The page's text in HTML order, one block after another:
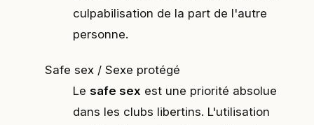
culpabilisation de la part de l'autre
personne.
Safe sex / Sexe protégé
Le safe sex est une priorité absolue
dans les clubs libertins. L'utilisation